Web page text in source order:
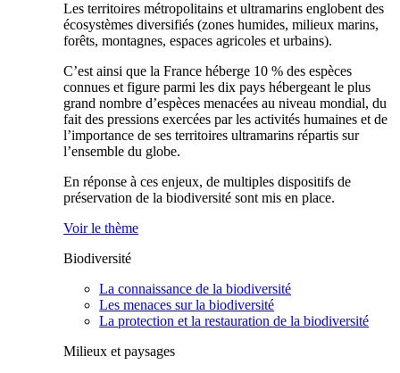
Les territoires métropolitains et ultramarins englobent des
écosystèmes diversifiés (zones humides, milieux marins,
forêts, montagnes, espaces agricoles et urbains).
C’est ainsi que la France héberge 10 % des espèces
connues et figure parmi les dix pays hébergeant le plus
grand nombre d’espèces menacées au niveau mondial, du
fait des pressions exercées par les activités humaines et de
l’importance de ses territoires ultramarins répartis sur
l’ensemble du globe.
En réponse à ces enjeux, de multiples dispositifs de
préservation de la biodiversité sont mis en place.
Voir le thème
Biodiversité
La connaissance de la biodiversité
Les menaces sur la biodiversité
La protection et la restauration de la biodiversité
Milieux et paysages